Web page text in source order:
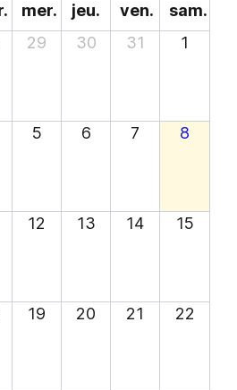
mer. jeu. ven.
sam.
29 30 31 1
5 6 7 8
12 13 14 15
19 20 21 22